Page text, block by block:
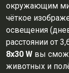
окружающим
чёткое
освещения
расстоянии от
8x30 W вы
животных и